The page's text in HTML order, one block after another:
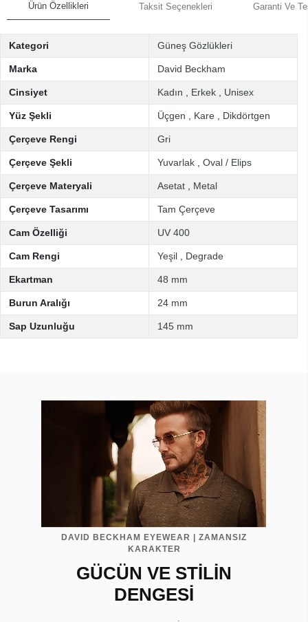
Ürün Özellikleri Taksit Seçenekleri Garanti Ve
Kategori Güneş Gözlükleri
Marka David Beckham
Cinsiyet Kadın Erkek Unisex
Yüz Şekli Üçgen Kare Dikdörtgen
Çerçeve Rengi Gri
Çerçeve Şekli Yuvarlak Oval / Elips
Çerçeve Materyali Asetat Metal
Çerçeve Tasarımı Tam Çerçeve
Cam Özelliği UV 400
Cam Rengi Yeşil Degrade
Ekartman 48 mm
Burun Aralığı 24 mm
Sap Uzunluğu 145 mm
DAVID BECKHAM EYEWEAR | ZAMANSIZ
KARAKTER
GÜCÜN VE STİLİN
DENGESİ